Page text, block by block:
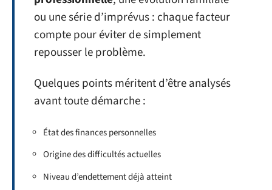
ou une série d’imprévus : chaque facteur
compte pour éviter de simplement
repousser le problème.
Quelques points méritent d’être analysés
avant toute démarche :
État des finances personnelles
Origine des difficultés actuelles
Niveau d’endettement déjà atteint